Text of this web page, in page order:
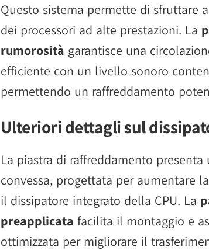
Questo sistema permette di sfruttare
dei processori ad alte prestazioni. La
rumorosità garantisce una
efficiente con un livello sonoro
permettendo un raffreddamento
Ulteriori dettagli sul
La piastra di raffreddamento
convessa, progettata per aumentare
il dissipatore integrato della CPU. La
preapplicata facilita il montaggio e
ottimizzata per migliorare il